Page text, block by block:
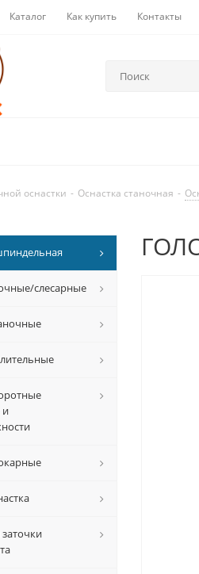
Каталог Как купить Контакты
оснастки - Оснастка станочная -
слесарные
и